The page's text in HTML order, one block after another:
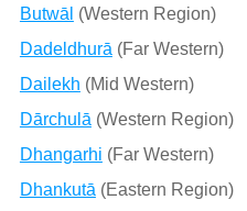
Butwāl (Western Region)
Dadeldhurā (Far Western)
Dailekh (Mid Western)
Dārchulā (Western Region)
Dhangarhi (Far Western)
Dhankutā (Eastern Region)